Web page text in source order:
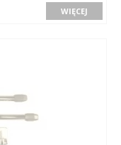
WIĘCEJ